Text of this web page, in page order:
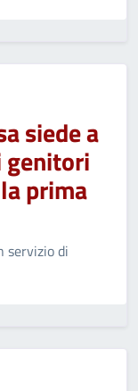
siede a
genitori
prima
servizio di